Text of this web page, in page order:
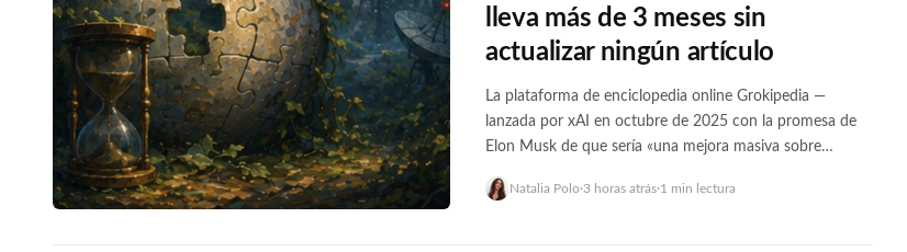
lleva más de 3 meses sin
actualizar ningún artículo
La plataforma de enciclopedia online Grokipedia —
lanzada por xAI en octubre de 2025 con la promesa de
Elon Musk de que sería «una mejora masiva sobre
desde el 24 de abril de 2026, según un informe de
Natalia Polo·3 horas atrás·1 min lectura